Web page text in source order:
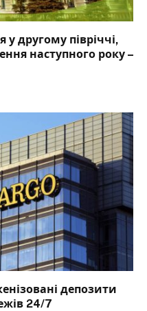
другому півріччі,
наступного року –
депозити
24/7